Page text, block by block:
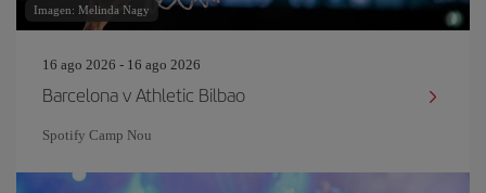
Imagen: Melinda Nagy
16 ago 2026 - 16 ago 2026
Barcelona v Athletic Bilbao
Spotify Camp Nou